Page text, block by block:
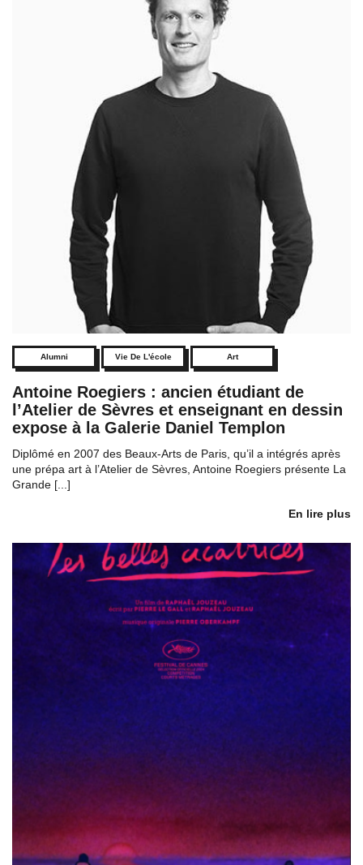
Alumni Vie De L'école Art
Antoine Roegiers : ancien étudiant de
l’Atelier de Sèvres et enseignant en dessin
expose à la Galerie Daniel Templon
Diplômé en 2007 des Beaux-Arts de Paris, qu’il a intégrés après
une prépa art à l’Atelier de Sèvres, Antoine Roegiers présente La
Grande [...]
En lire plus